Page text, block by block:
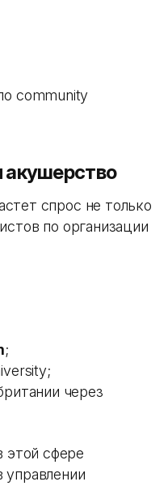
community
акушерство
спрос не только
по организации
;
через
сфере
управлении